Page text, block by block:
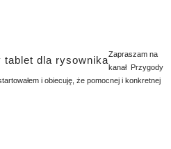
tablet dla rysownikaZapraszam na
kanał Przygody
i obiecuję, że pomocnej i konkretnej